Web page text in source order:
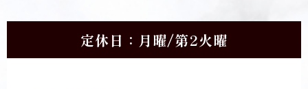
定休日：月曜/第2火曜